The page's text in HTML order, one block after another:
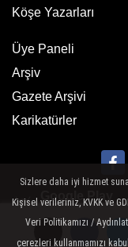
Köşe Yazarları
Üye Paneli
Arşiv
Gazete Arşivi
Karikatürler
Google Play
Sizlere daha iyi hizmet
Kişisel verileriniz, KVKK ve
Veri Politikamızı /
çerezleri kullanmamızı